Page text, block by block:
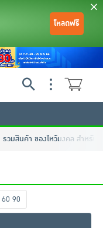
โหลดฟรี
รวมสินค้า ของไหว้มงคล สำหรับ
60 90